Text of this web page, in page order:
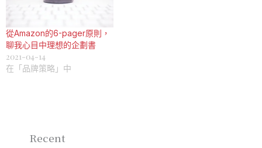
從Amazon的6-pager原則，
聊我心目中理想的企劃書
2021-04-14
在「品牌策略」中
Recent